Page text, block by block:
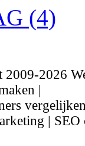
(4)
2009-2026
|
| SEO